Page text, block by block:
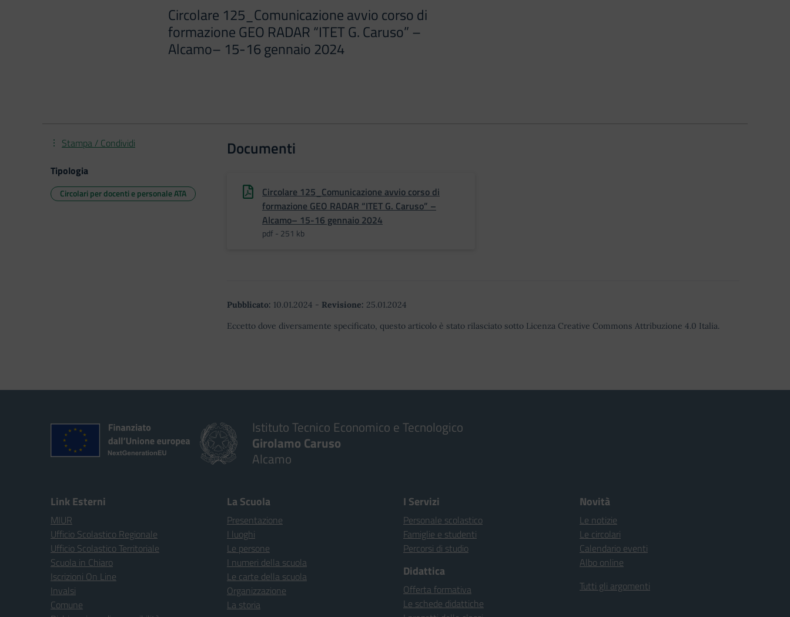
Circolare 125_Comunicazione avvio corso di
formazione GEO RADAR “ITET G. Caruso” –
Alcamo– 15-16 gennaio 2024
Documenti
Circolare 125_Comunicazione avvio corso di
formazione GEO RADAR “ITET G. Caruso” –
Alcamo– 15-16 gennaio 2024
pdf - 251 kb
Pubblicato: 10.01.2024 - Revisione: 25.01.2024
Eccetto dove diversamente specificato, questo articolo è stato rilasciato sotto Licenza Creative Commons Attribuzione 4.0 Italia.
Stampa / Condividi
Tipologia
Circolari per docenti e personale ATA
Istituto Tecnico Economico e Tecnologico
Girolamo Caruso
Alcamo
Link Esterni
MIUR
Ufficio Scolastico Regionale
Ufficio Scolastico Territoriale
Scuola in Chiaro
Iscrizioni On Line
Invalsi
Comune
La Scuola
Presentazione
I luoghi
Le persone
I numeri della scuola
Le carte della scuola
Organizzazione
La storia
I Servizi
Personale scolastico
Famiglie e studenti
Percorsi di studio
Didattica
Offerta formativa
Le schede didattiche
Novità
Le notizie
Le circolari
Calendario eventi
Albo online
Tutti gli argomenti